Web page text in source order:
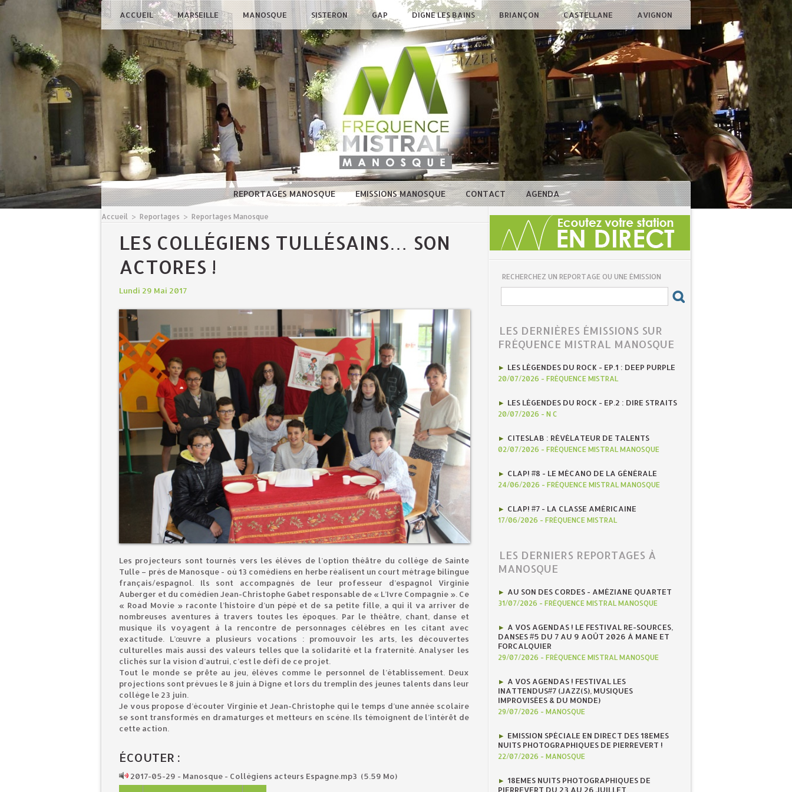
ACCUEIL MARSEILLE MANOSQUE SISTERON GAP DIGNE LES BAINS BRIANÇON CASTELLANE AVIGNON
REPORTAGES MANOSQUE EMISSIONS MANOSQUE CONTACT AGENDA
Accueil > Reportages > Reportages Manosque
LES COLLÉGIENS TULLÉSAINS… SON
ACTORES !
Lundi 29 Mai 2017
Les projecteurs sont tournés vers les élèves de l’option théâtre du collège de Sainte
Tulle – près de Manosque - où 13 comédiens en herbe réalisent un court métrage bilingue
français/espagnol. Ils sont accompagnés de leur professeur d’espagnol Virginie
Auberger et du comédien Jean-Christophe Gabet responsable de « L’Ivre Compagnie ». Ce
« Road Movie » raconte l’histoire d’un pépé et de sa petite fille, a qui il va arriver de
nombreuses aventures à travers toutes les époques. Par le théâtre, chant, danse et
musique ils voyagent à la rencontre de personnages célèbres en les citant avec
exactitude. L’œuvre a plusieurs vocations : promouvoir les arts, les découvertes
culturelles mais aussi des valeurs telles que la solidarité et la fraternité. Analyser les
clichés sur la vision d’autrui, c’est le défi de ce projet.
Tout le monde se prête au jeu, élèves comme le personnel de l’établissement. Deux
projections sont prévues le 8 juin à Digne et lors du tremplin des jeunes talents dans leur
collège le 23 juin.
Je vous propose d’écouter Virginie et Jean-Christophe qui le temps d’une année scolaire
se sont transformés en dramaturges et metteurs en scène. Ils témoignent de l’intérêt de
cette action.
ÉCOUTER :
2017-05-29 - Manosque - Collègiens acteurs Espagne.mp3 (5.59 Mo)
RECHERCHEZ UN REPORTAGE OU UNE ÉMISSION
LES DERNIÈRES ÉMISSIONS SUR
FRÉQUENCE MISTRAL MANOSQUE
LES LÉGENDES DU ROCK - EP.1 : DEEP PURPLE
20/07/2026 - FRÉQUENCE MISTRAL
LES LÉGENDES DU ROCK - EP.2 : DIRE STRAITS
20/07/2026 - N C
CITESLAB : RÉVÉLATEUR DE TALENTS
02/07/2026 - FRÉQUENCE MISTRAL MANOSQUE
CLAP! #8 - LE MÉCANO DE LA GÉNÉRALE
24/06/2026 - FRÉQUENCE MISTRAL MANOSQUE
CLAP! #7 - LA CLASSE AMÉRICAINE
17/06/2026 - FRÉQUENCE MISTRAL
LES DERNIERS REPORTAGES À
MANOSQUE
AU SON DES CORDES - AMÉZIANE QUARTET
31/07/2026 - FRÉQUENCE MISTRAL MANOSQUE
A VOS AGENDAS ! LE FESTIVAL RE-SOURCES,
DANSES #5 DU 7 AU 9 AOÛT 2026 À MANE ET
FORCALQUIER
29/07/2026 - FRÉQUENCE MISTRAL MANOSQUE
A VOS AGENDAS ! FESTIVAL LES
INATTENDUS#7 (JAZZ(S), MUSIQUES
IMPROVISÉES & DU MONDE)
29/07/2026 - MANOSQUE
EMISSION SPÉCIALE EN DIRECT DES 18EMES
NUITS PHOTOGRAPHIQUES DE PIERREVERT !
22/07/2026 - MANOSQUE
18EMES NUITS PHOTOGRAPHIQUES DE
PIERREVERT DU 23 AU 26 JUILLET